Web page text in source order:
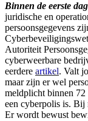
Binnen de eerste
juridische en
persoonsgegevens
Autoriteit
cyberweerbare
eerdere artikel. Valt
maar zijn er wel
meldplicht binnen
een cyberpolis is. Bij
Er wordt bewust